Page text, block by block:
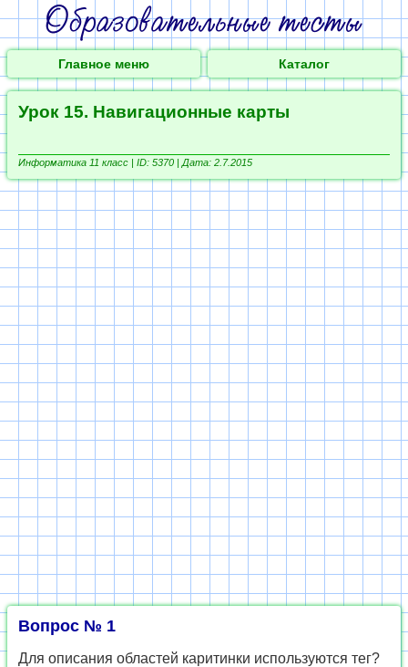
Главное меню Каталог
Урок 15. Навигационные карты
Информатика 11 класс | ID: 5370 | Дата: 2.7.2015
Вопрос № 1
Для описания областей каритинки используются тег?